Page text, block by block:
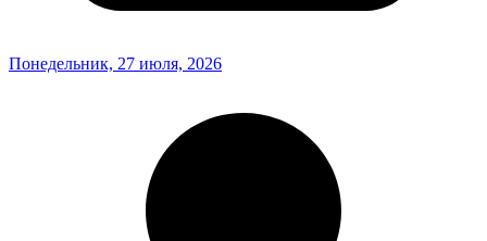
Понедельник, 27 июля, 2026